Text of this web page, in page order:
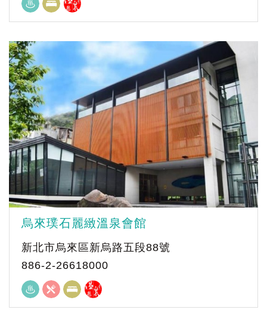
烏來璞石麗緻溫泉會館
新北市烏來區新烏路五段88號
886-2-26618000